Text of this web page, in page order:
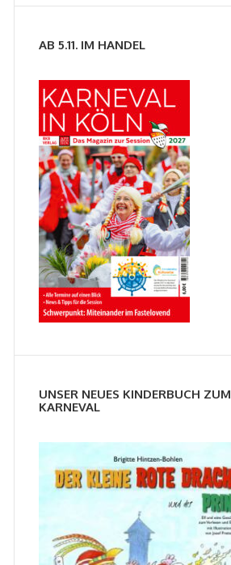
AB 5.11. IM HANDEL
UNSER NEUES KINDERBUCH ZUM
KARNEVAL